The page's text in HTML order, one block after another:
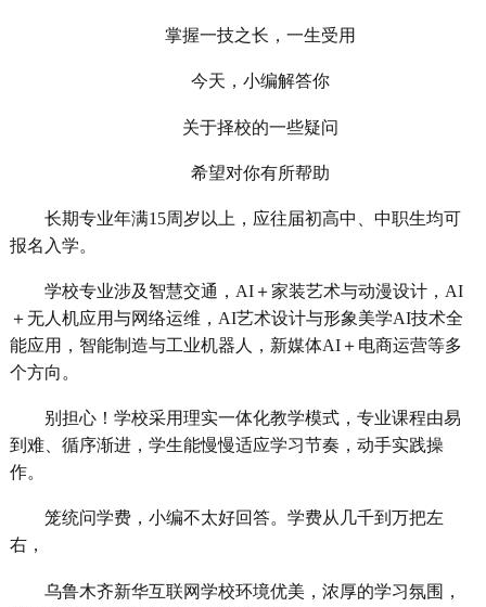
掌握一技之长，一生受用
今天，小编解答你
关于择校的一些疑问
希望对你有所帮助
长期专业年满15周岁以上，应往届初高中、中职生均可
报名入学。
学校专业涉及智慧交通，AI＋家装艺术与动漫设计，AI
＋无人机应用与网络运维，AI艺术设计与形象美学AI技术全
能应用，智能制造与工业机器人，新媒体AI＋电商运营等多
个方向。
别担心！学校采用理实一体化教学模式，专业课程由易
到难、循序渐进，学生能慢慢适应学习节奏，动手实践操
作。
笼统问学费，小编不太好回答。学费从几千到万把左
右，
乌鲁木齐新华互联网学校环境优美，浓厚的学习氛围，